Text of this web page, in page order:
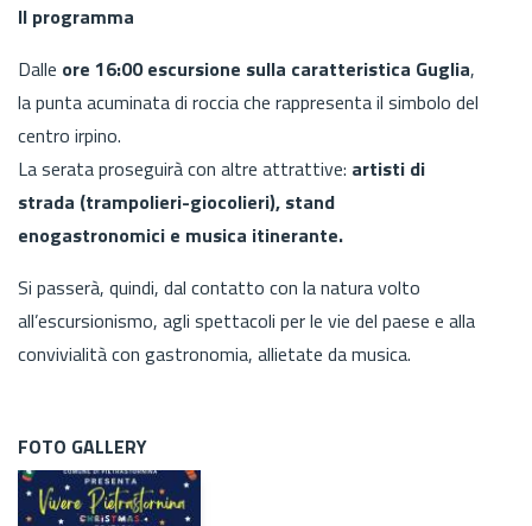
Il programma
Dalle ore 16:00 escursione sulla caratteristica Guglia,
la punta acuminata di roccia che rappresenta il simbolo del
centro irpino.
La serata proseguirà con altre attrattive: artisti di
strada (trampolieri-giocolieri), stand
enogastronomici e musica itinerante.
Si passerà, quindi, dal contatto con la natura volto
all’escursionismo, agli spettacoli per le vie del paese e alla
convivialità con gastronomia, allietate da musica.
FOTO GALLERY